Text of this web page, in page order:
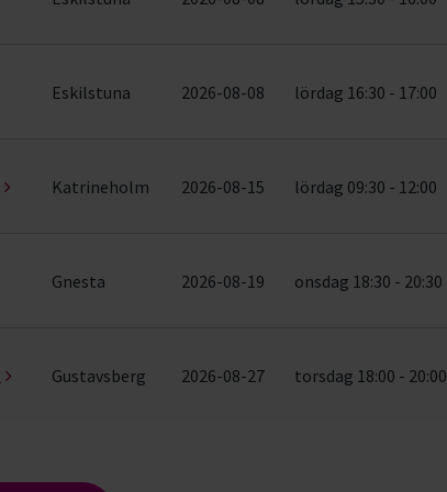
Eskilstuna 2026-08-08 lördag 16:30 - 17:00
Katrineholm 2026-08-15 lördag 09:30 - 12:00
Gnesta 2026-08-19 onsdag 18:30 - 20:30
Gustavsberg 2026-08-27 torsdag 18:00 - 20:00